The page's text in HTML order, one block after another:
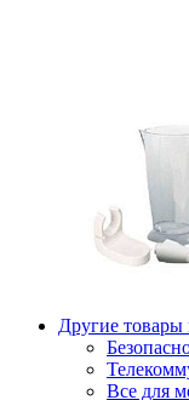
Другие товары
Все для